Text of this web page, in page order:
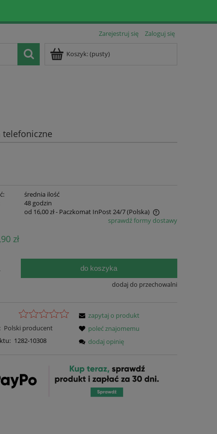
Zarejestruj się Zaloguj się
Koszyk:(pusty)
średnia ilość
48 godzin
od 16,00 zł- Paczkomat InPost 24/7(Polska)
sprawdź formy dostawy
zł
do koszyka
dodaj do przechowalni
Polski producent
1282-10308
zapytaj o produkt
poleć znajomemu
dodaj opinię